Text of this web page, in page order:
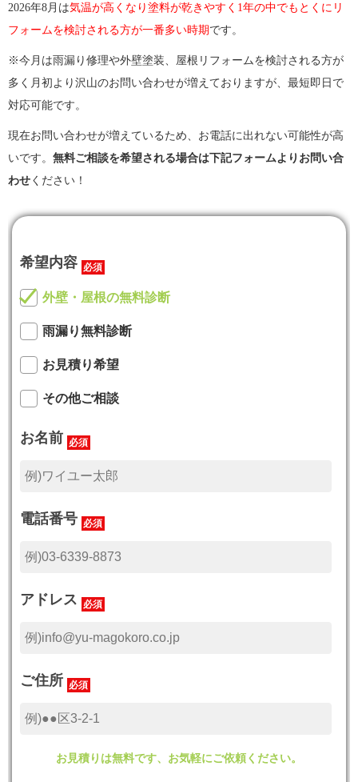
2026年8月は気温が高くなり塗料が乾きやすく1年の中でもとくにリ
フォームを検討される方が一番多い時期 です。
※今月は雨漏り修理や外壁塗装、屋根リフォームを検討される方が
多く月初より沢山のお問い合わせが増えておりますが、最短即日で
対応可能です。
現在お問い合わせが増えているため、お電話に出れない可能性が高
いです。 無料ご相談を希望される場合は下記フォームよりお問い合
わせ ください！
希望内容 必須
外壁・屋根の無料診断
雨漏り無料診断
お見積り希望
その他ご相談
お名前 必須
電話番号 必須
アドレス 必須
ご住所 必須
お見積りは無料です、お気軽にご依頼ください。